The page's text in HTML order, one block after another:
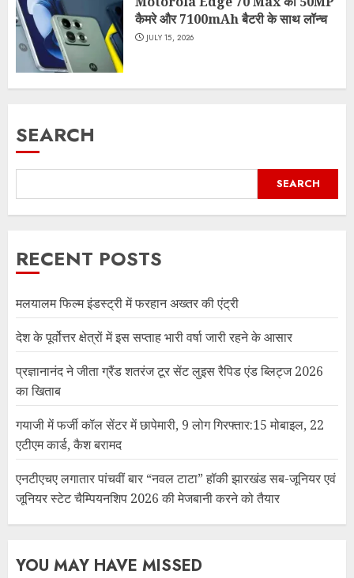
कैमरे और 7100mAh बैटरी के साथ लॉन्च
JULY 15, 2026
SEARCH
SEARCH
RECENT POSTS
मलयालम फिल्म इंडस्ट्री में फरहान अख्तर की एंट्री
देश के पूर्वोत्तर क्षेत्रों में इस सप्ताह भारी वर्षा जारी रहने के आसार
प्रज्ञानानंद ने जीता ग्रैंड शतरंज टूर सेंट लुइस रैपिड एंड ब्लिट्ज 2026
का खिताब
गयाजी में फर्जी कॉल सेंटर में छापेमारी, 9 लोग गिरफ्तार:15 मोबाइल, 22
एटीएम कार्ड, कैश बरामद
एनटीएचए लगातार पांचवीं बार “नवल टाटा” हॉकी झारखंड सब-जूनियर एवं
जूनियर स्टेट चैम्पियनशिप 2026 की मेजबानी करने को तैयार
YOU MAY HAVE MISSED